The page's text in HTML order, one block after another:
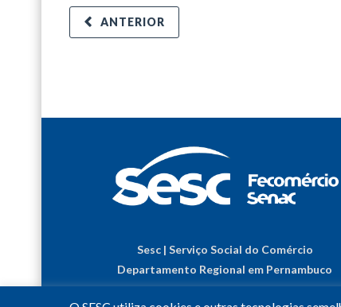
ANTERIOR
Sesc | Serviço Social do Comércio
Departamento Regional em Pernambuco